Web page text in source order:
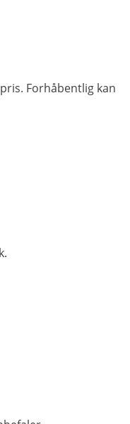
Forhåbentlig kan